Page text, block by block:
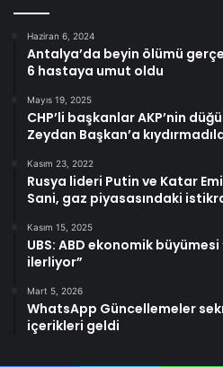
Haziran 6, 2024
Antalya’da beyin ölümü
6 hastaya umut oldu
Mayıs 19, 2025
CHP’li başkanlar AKP’nin
Zeydan Başkan’a
Kasım 23, 2022
Rusya lideri Putin ve Katar
Sani, gaz piyasasındaki
Kasım 15, 2025
UBS: ABD ekonomik
ilerliyor”
Mart 5, 2026
WhatsApp Güncellemeler
içerikleri geldi